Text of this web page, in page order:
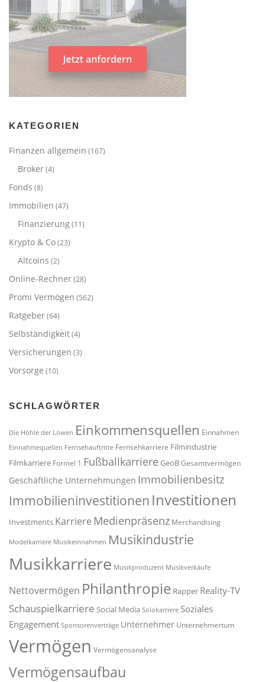
KATEGORIEN
Finanzen allgemein (167)
Broker(4)
Fonds (8)
Immobilien (47)
Finanzierung(11)
Krypto & Co(23)
Altcoins (2)
Online-Rechner(28)
Promi Vermögen (562)
Ratgeber(64)
Selbständigkeit(4)
Versicherungen (3)
Vorsorge (10)
SCHLAGWÖRTER
Die Höhle der Löwen Einkommensquellen Einnahmen
Einnahmequellen Fernsehauftritte Fernsehkarriere Filmindustrie
Filmkarriere Formel 1 Fußballkarriere GeoBGesamtvermögen
Geschäftliche Unternehmungen Immobilienbesitz
Immobilieninvestitionen Investitionen
Investments Karriere Medienpräsenz Merchandising
Modelkarriere Musikeinnahmen Musikindustrie
Musikkarriere Musikproduzent Musikverkäufe
Nettovermögen Philanthropie Rapper Reality-TV
Schauspielkarriere Social Media Solokarriere Soziales
Engagement Sponsorenverträge Unternehmer Unternehmertum
Vermögen Vermögensanalyse
Vermögensaufbau